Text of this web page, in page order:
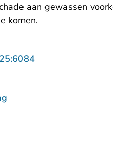
aan gewassen
komen.
- U verlaat